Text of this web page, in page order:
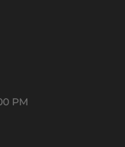
PM